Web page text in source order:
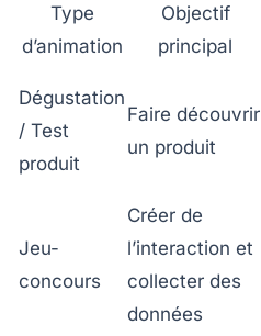
Type
d’animation
Objectif
principal
Dégustation
/ Test
produit
Faire découvrir
un produit
Jeu-
concours
Créer de
l’interaction et
collecter des
données